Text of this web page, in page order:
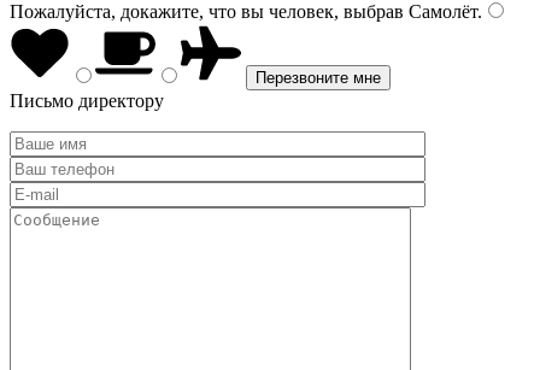
Пожалуйста, докажите, что вы человек, выбрав Самолёт.
Письмо директору